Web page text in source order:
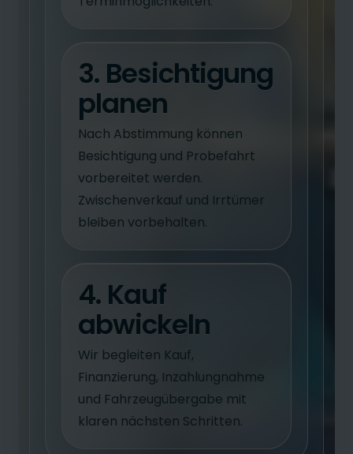
3. Besichtigung
planen
Nach Abstimmung können
Besichtigung und Probefahrt
vorbereitet werden.
Zwischenverkauf und Irrtümer
bleiben vorbehalten.
4. Kauf
abwickeln
Wir begleiten Kauf,
Finanzierung, Inzahlungnahme
und Fahrzeugübergabe mit
klaren nächsten Schritten.